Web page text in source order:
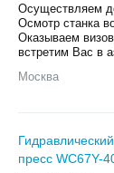
Осуществляем
Осмотр станка
Оказываем
встретим Вас в
Москва
пресс WC67Y-